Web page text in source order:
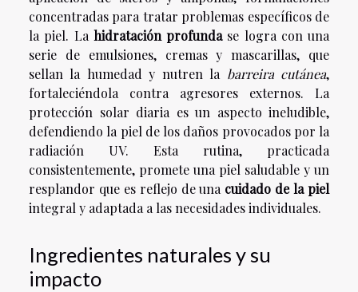
concentradas para tratar problemas específicos de
la piel. La hidratación profundase logra con una
serie de emulsiones, cremas y mascarillas, que
sellan la humedad y nutren la barreira cutánea,
fortaleciéndola contra agresores externos. La
protección solar diaria es un aspecto ineludible,
defendiendo la piel de los daños provocados por la
radiación UV. Esta rutina, practicada
consistentemente, promete una piel saludable y un
resplandor que es reflejo de una cuidado de la piel
integral y adaptada a las necesidades individuales.
Ingredientes naturales y su
impacto